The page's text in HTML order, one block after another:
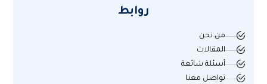
روابط
من نحن
المقالات
أسئلة شائعة
تواصل معنا